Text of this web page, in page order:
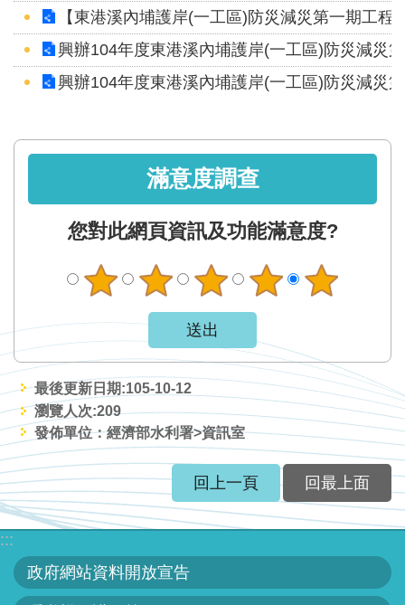
流
專
屬
放
宣
告
隱
私
權
保
護
策
【東港溪內埔護岸(一工區)防災減災第一期工
興辦104年度東港溪內埔護岸(一工區)防災減災
興辦104年度東港溪內埔護岸(一工區)防災減災
滿意度調查
您對此網頁資訊及功能滿意度?
最後更新日期:105-10-12
瀏覽人次:209
發佈單位：經濟部水利署>資訊室
回上一頁 回最上面
:::
政府網站資料開放宣告